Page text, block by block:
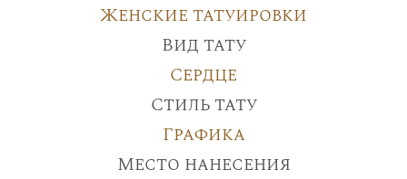
Женские татуировки
Вид тату
Сердце
Стиль тату
Графика
Место нанесения